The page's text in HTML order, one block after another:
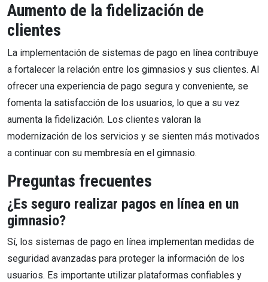
Aumento de la fidelización de
clientes
La implementación de sistemas de pago en línea contribuye
a fortalecer la relación entre los gimnasios y sus clientes. Al
ofrecer una experiencia de pago segura y conveniente, se
fomenta la satisfacción de los usuarios, lo que a su vez
aumenta la fidelización. Los clientes valoran la
modernización de los servicios y se sienten más motivados
a continuar con su membresía en el gimnasio.
Preguntas frecuentes
¿Es seguro realizar pagos en línea en un
gimnasio?
Sí, los sistemas de pago en línea implementan medidas de
seguridad avanzadas para proteger la información de los
usuarios. Es importante utilizar plataformas confiables y